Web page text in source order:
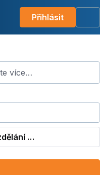
Přihlásit
více…
…